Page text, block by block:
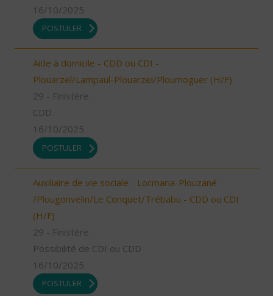
16/10/2025
POSTULER
Aide à domicile - CDD ou CDI -
Plouarzel/Lampaul-Plouarzel/Ploumoguer (H/F)
29 - Finistère
CDD
16/10/2025
POSTULER
Auxiliaire de vie sociale - Locmaria-Plouzané
/Plougonvelin/Le Conquet/Trébabu - CDD ou CDI
(H/F)
29 - Finistère
Possibilité de CDI ou CDD
16/10/2025
POSTULER